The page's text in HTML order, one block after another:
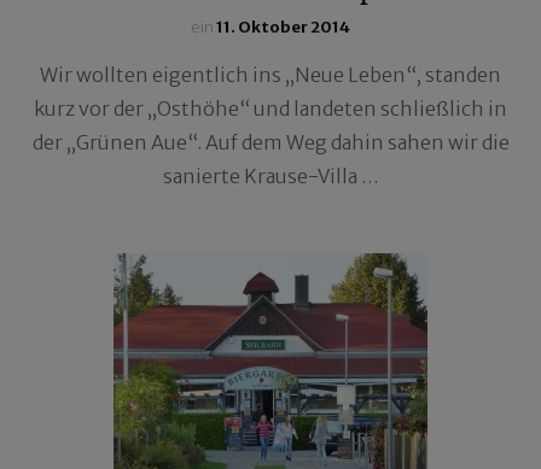
ein11. Oktober 2014
Wir wollten eigentlich ins „Neue Leben“, standen
kurz vor der „Osthöhe“ und landeten schließlich in
der „Grünen Aue“. Auf dem Weg dahin sahen wir die
sanierte Krause-Villa …